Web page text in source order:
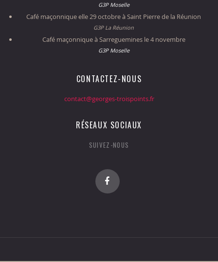
G3P Moselle
Café maçonnique elle 29 octobre à Saint Pierre de la Réunion
G3P La Réunion
Café maçonnique à Sarreguemines le 4 novembre
G3P Moselle
CONTACTEZ-NOUS
contact@georges-troispoints.fr
RÉSEAUX SOCIAUX
SUIVEZ-NOUS